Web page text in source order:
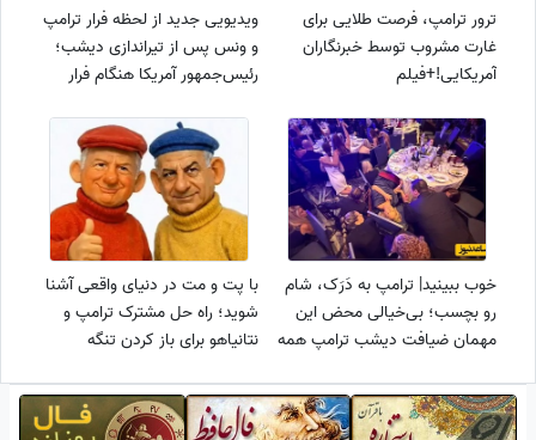
ترور ترامپ، فرصت طلایی برای
غارت مشروب توسط خبرنگاران
آمریکایی!+فیلم
ویدیویی جدید از لحظه فرار ترامپ
و ونس پس از تیراندازی دیشب؛
رئیس‌جمهور آمریکا هنگام فرار
خوب ببینید| ترامپ به دَرَک، شام
رو بچسب؛ بی‌خیالی محض این
مهمان ضیافت دیشب ترامپ همه
با پت و مت در دنیای واقعی آشنا
شوید؛ راه حل مشترک ترامپ و
نتانیاهو برای باز کردن تنگه